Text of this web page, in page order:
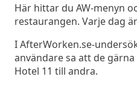
Här hittar du AW-menyn
restaurangen. Varje dag
I AfterWorken.se-
användare sa att de
Hotel 11 till andra.